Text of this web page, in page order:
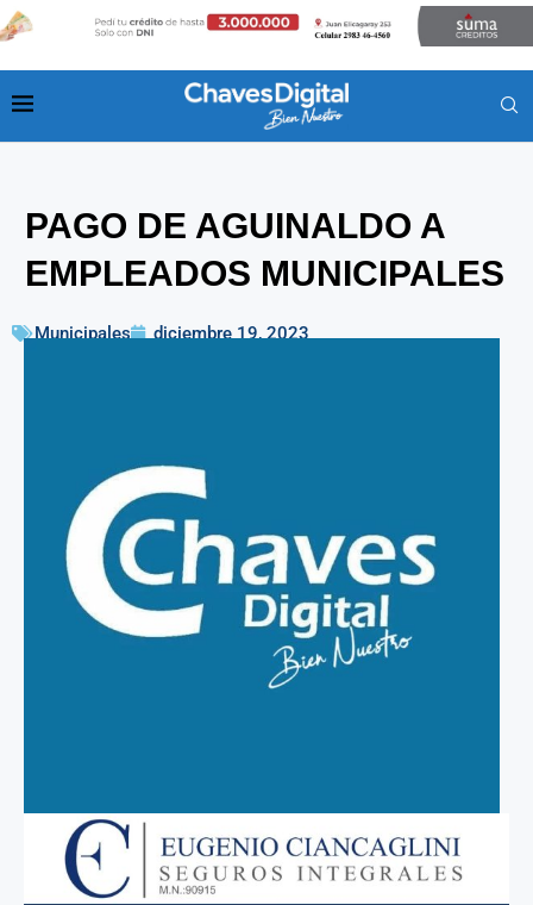
PAGO DE AGUINALDO A
EMPLEADOS MUNICIPALES
Municipales diciembre 19, 2023